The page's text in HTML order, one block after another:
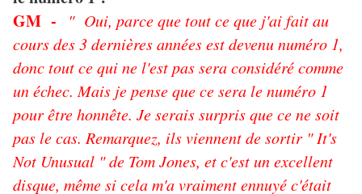
GM -
" Oui, parce que tout ce que j'ai fait au
cours des 3 dernières années est devenu numéro 1,
donc tout ce qui ne l'est pas sera considéré comme
un échec. Mais je pense que ce sera le numéro 1
pour être honnête. Je serais surpris que ce ne soit
pas le cas. Remarquez, ils viennent de sortir " It's
Not Unusual " de Tom Jones, et c'est un excellent
disque, même si cela m'a vraiment ennuyé c'était